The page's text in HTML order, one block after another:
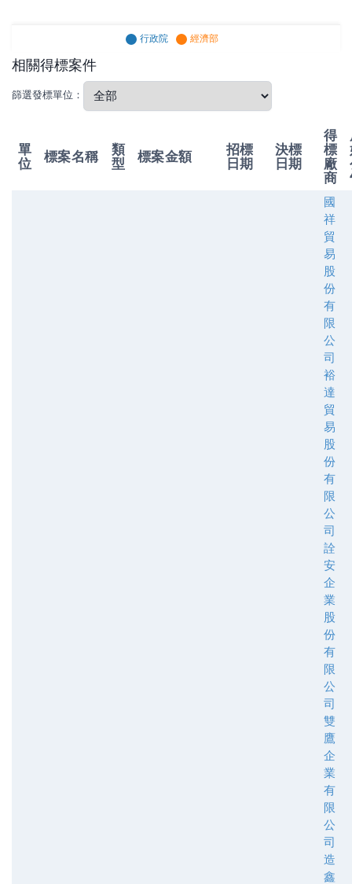
行政院 經濟部
相關得標案件
篩選發標單位：
單
位
標案名稱
類
型
標案金額
招標
日期
決標
日期
得
標
廠
商
國
祥
貿
易
股
份
有
限
公
司
裕
達
貿
易
股
份
有
限
公
司
詮
安
企
業
股
份
有
限
公
司
雙
鷹
企
業
有
限
公
司
造
鑫